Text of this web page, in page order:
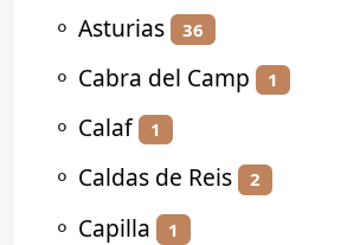
⚬ Asturias 36
⚬ Cabra del Camp 1
⚬ Calaf 1
⚬ Caldas de Reis 2
⚬ Capilla 1